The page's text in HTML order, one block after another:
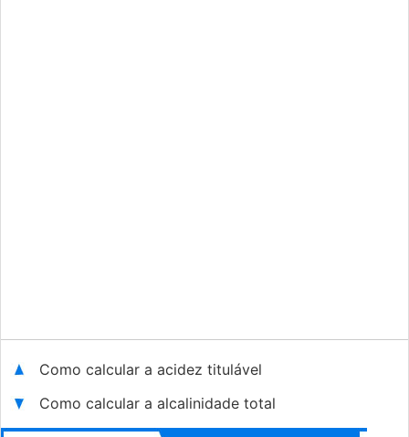
Como calcular a acidez titulável
Como calcular a alcalinidade total